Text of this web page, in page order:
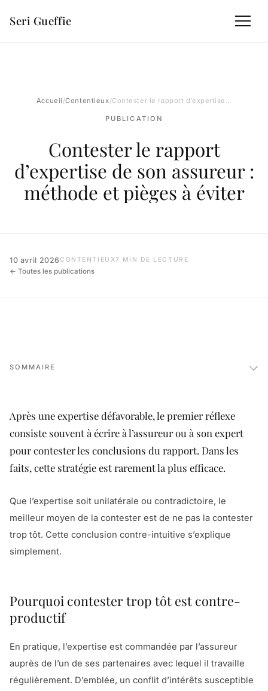
Seri Gueffie
Accueil /Contentieux/ Contester le rapport d’expertise de…
PUBLICATION
Contester le rapport
d’expertise de son assureur :
méthode et pièges à éviter
10 avril 2026CONTENTIEUX7 MIN DE LECTURE
← Toutes les publications
SOMMAIRE
Après une expertise défavorable, le premier réflexe
consiste souvent à écrire à l’assureur ou à son expert
pour contester les conclusions du rapport. Dans les
faits, cette stratégie est rarement la plus efficace.
Que l’expertise soit unilatérale ou contradictoire, le
meilleur moyen de la contester est de ne pas la contester
trop tôt. Cette conclusion contre-intuitive s’explique
simplement.
Pourquoi contester trop tôt est contre-
productif
En pratique, l’expertise est commandée par l’assureur
auprès de l’un de ses partenaires avec lequel il travaille
régulièrement. D’emblée, un conflit d’intérêts susceptible